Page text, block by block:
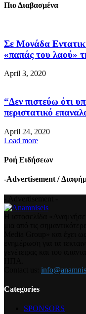
Πιο Διαβασμένα
Σε Μονάδα
«παπάς του λαού»
April 3, 2020
“Δεν πιστεύω ότι
περιστατικό
April 24, 2020
Load more
Ροή Ειδήσεων
-Advertisement /
Categories
SPONSORS